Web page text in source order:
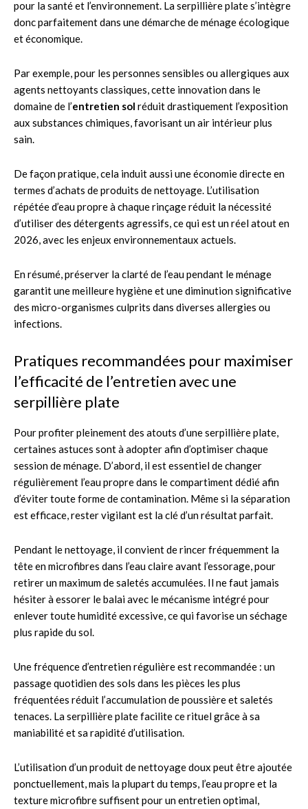
pour la santé et l’environnement. La serpillière plate s’intègre
donc parfaitement dans une démarche de ménage écologique
et économique.
Par exemple, pour les personnes sensibles ou allergiques aux
agents nettoyants classiques, cette innovation dans le
domaine de l’entretien sol réduit drastiquement l’exposition
aux substances chimiques, favorisant un air intérieur plus
sain.
De façon pratique, cela induit aussi une économie directe en
termes d’achats de produits de nettoyage. L’utilisation
répétée d’eau propre à chaque rinçage réduit la nécessité
d’utiliser des détergents agressifs, ce qui est un réel atout en
2026, avec les enjeux environnementaux actuels.
En résumé, préserver la clarté de l’eau pendant le ménage
garantit une meilleure hygiène et une diminution significative
des micro-organismes culprits dans diverses allergies ou
infections.
Pratiques recommandées pour maximiser
l’efficacité de l’entretien avec une
serpillière plate
Pour profiter pleinement des atouts d’une serpillière plate,
certaines astuces sont à adopter afin d’optimiser chaque
session de ménage. D’abord, il est essentiel de changer
régulièrement l’eau propre dans le compartiment dédié afin
d’éviter toute forme de contamination. Même si la séparation
est efficace, rester vigilant est la clé d’un résultat parfait.
Pendant le nettoyage, il convient de rincer fréquemment la
tête en microfibres dans l’eau claire avant l’essorage, pour
retirer un maximum de saletés accumulées. Il ne faut jamais
hésiter à essorer le balai avec le mécanisme intégré pour
enlever toute humidité excessive, ce qui favorise un séchage
plus rapide du sol.
Une fréquence d’entretien régulière est recommandée : un
passage quotidien des sols dans les pièces les plus
fréquentées réduit l’accumulation de poussière et saletés
tenaces. La serpillière plate facilite ce rituel grâce à sa
maniabilité et sa rapidité d’utilisation.
L’utilisation d’un produit de nettoyage doux peut être ajoutée
ponctuellement, mais la plupart du temps, l’eau propre et la
texture microfibre suffisent pour un entretien optimal,